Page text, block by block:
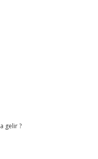
gelir ?